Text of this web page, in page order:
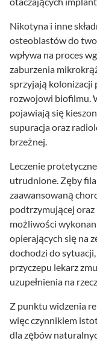
Nikotyna i inne
osteoblastów do
wpływa na proces
zaburzenia
sprzyjają kolonizacji
rozwojowi biofilmu.
pojawiają się
supuracja oraz
brzeżnej.
Leczenie
utrudnione. Zęby
zaawansowaną
podtrzymującej oraz
możliwości
opierających się na
dochodzi do
przyczepu lekarz
uzupełnienia na
Z punktu widzenia
więc czynnikiem
dla zębów